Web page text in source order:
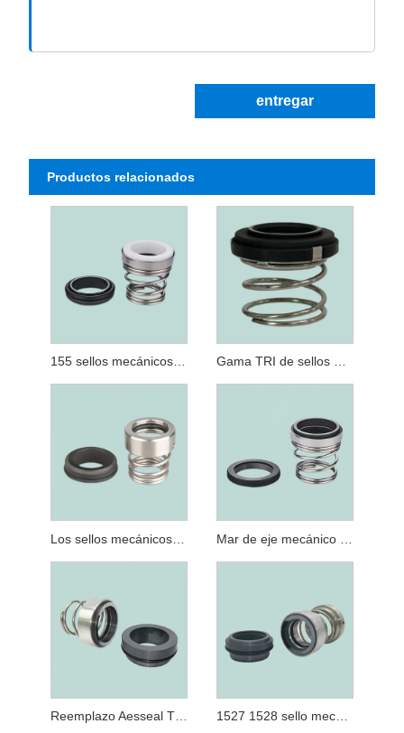
entregar
Productos relacionados
155 sellos mecánicos desequilibrados del empujador de la sola primavera del anillo o para las bombas substituyen
Los sellos mecánicos de junta tórica E41 reemplazan los sellos del eje de la bomba Burgmann BT-RN
Reemplazo Aesseal T01D del sello mecánico del solo resorte de M3N M37G 1527 1528 sello mecánico desequilibrado de la bomba del anillo o del solo resorte